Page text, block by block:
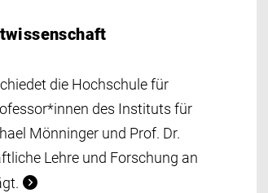
die Hochschule für
des Instituts für
Mönninger und Prof. Dr.
Lehre und Forschung an